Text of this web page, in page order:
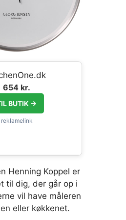
654 kr.
BUTIK →
Henning Koppel er
til dig, der går op i
vil have måleren
eller køkkenet.